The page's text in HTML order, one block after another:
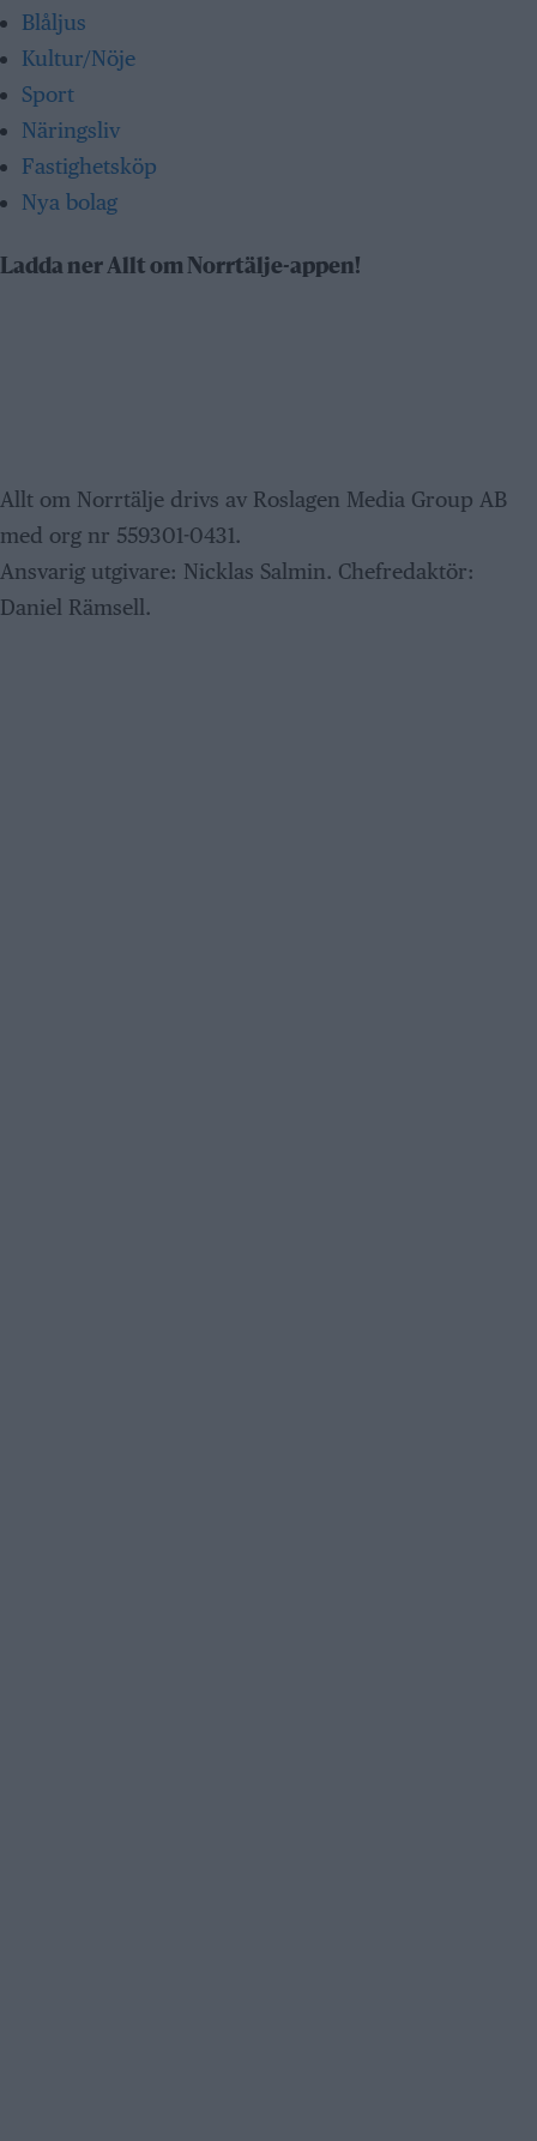
Blåljus
Kultur/Nöje
Sport
Näringsliv
Fastighetsköp
Nya bolag
Ladda ner Allt om Norrtälje-appen!
Allt om Norrtälje drivs av Roslagen Media Group AB
med org nr 559301-0431.
Ansvarig utgivare: Nicklas Salmin. Chefredaktör:
Daniel Rämsell.